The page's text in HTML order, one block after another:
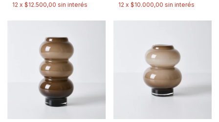
12 x $12.500,00 sin interés
12 x $10.000,00 sin interés